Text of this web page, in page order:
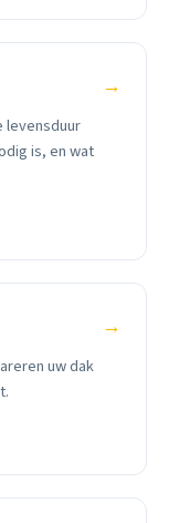
→
levensduur
is, en wat
→
uw dak